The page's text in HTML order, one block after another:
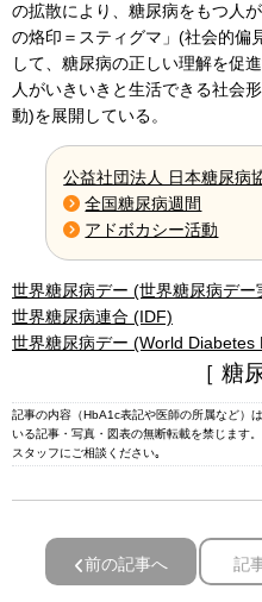
の拡散により、糖尿病をもつ人
の烙印＝スティグマ」(社会的偏
して、糖尿病の正しい理解を促
人がいきいきと生活できる社会
動)を展開している。
公益社団法人 日本糖尿病
全国糖尿病週間
アドボカシー活動
世界糖尿病デー (世界糖尿病デー
世界糖尿病連合 (IDF)
世界糖尿病デー (World Diabetes
［ 糖
記事の内容（HbA1c表記や医師の所属など）
いる記事・写真・図表の無断転載を禁じます
スタッフにご相談ください｡
前の記事へ 記